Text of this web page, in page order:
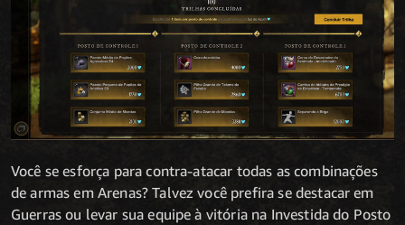
Você se esforça para contra-atacar todas as combinações
de armas em Arenas? Talvez você prefira se destacar em
Guerras ou levar sua equipe à vitória na Investida do Posto